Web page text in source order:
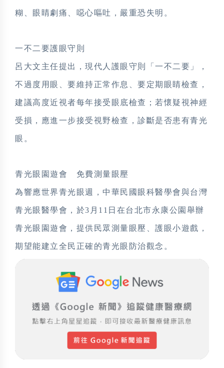
糊、眼睛劇痛、噁心嘔吐，嚴重恐失明。
一不二要護眼守則
呂大文主任提出，現代人護眼守則「一不二要」，
不過度用眼、要維持正常作息、要定期眼睛檢查，
建議高度近視者每年接受眼底檢查 ； 若懷疑視神經
受損，應進一步接受視野檢查，診斷是否患有青光
眼。
青光眼園遊會 免費測量眼壓
為響應世界青光眼週，中華民國眼科醫學會與台灣
青光眼醫學會，於3月11日在台北市永康公園舉辦
青光眼園遊會，提供民眾測量眼壓、護眼小遊戲，
期望能建立全民正確的青光眼防治觀念。